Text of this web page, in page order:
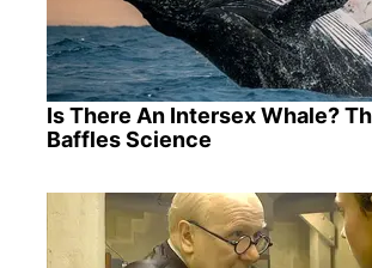
Is There An Intersex Whale?
Baffles Science